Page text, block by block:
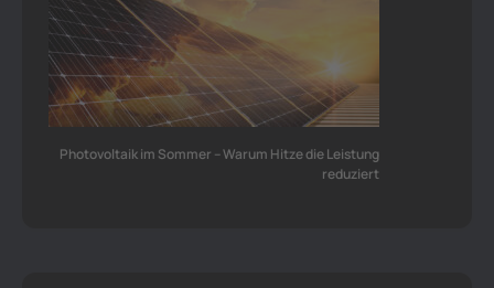
Photovoltaik im Sommer – Warum Hitze die Leistung
reduziert